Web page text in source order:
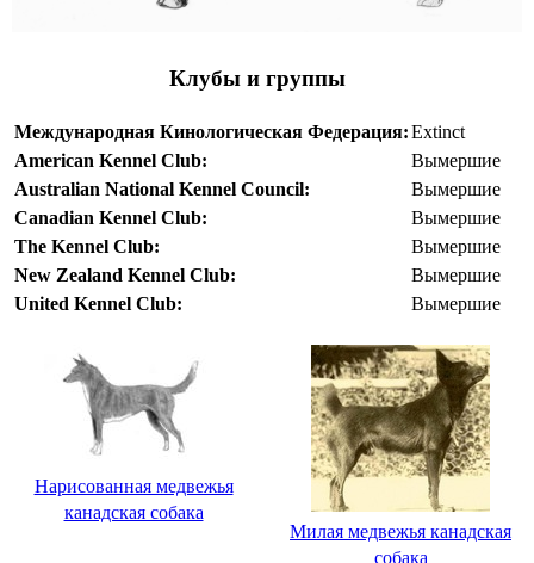
Клубы и группы
Международная Кинологическая Федерация:Extinct
American Kennel Club:
Вымершие
Australian National Kennel Council:
Вымершие
Canadian Kennel Club:
Вымершие
The Kennel Club:
Вымершие
New Zealand Kennel Club:
Вымершие
United Kennel Club:
Вымершие
Нарисованная медвежья
канадская собака
Милая медвежья канадская
собака